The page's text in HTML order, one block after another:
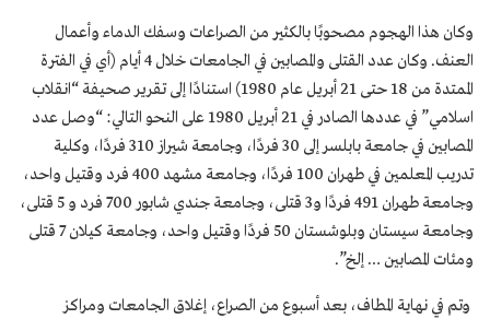
وكان هذا الهجوم مصحوبًا بالكثير من الصراعات وسفك الدماء وأعمال
العنف. وكان عدد القتلى والمصابين في الجامعات خلال 4 أيام (أي في الفترة
الممتدة من 18 حتى 21 أبريل عام 1980) استنادًا إلى تقرير صحيفة “انقلاب
اسلامي” في عددها الصادر في 21 أبريل 1980 على النحو التالي: “وصل عدد
المصابين في جامعة بابلسر إلى 30 فردًا، وجامعة شيراز 310 فردًا، وكلية
تدريب المعلمين في طهران 100 فردًا، وجامعة مشهد 400 فرد وقتيل واحد،
وجامعة طهران 491 فردًا و3 قتلى، وجامعة جندي شابور 700 فرد و 5 قتلى،
وجامعة سيستان وبلوشستان 50 فردًا وقتيل واحد، وجامعة كيلان 7 قتلى
ومئات المصابين … إلخ”.
وتم في نهاية المطاف، بعد أسبوع من الصراع، إغلاق الجامعات ومراكز